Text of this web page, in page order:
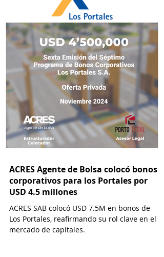
ACRES Agente de Bolsa colocó bonos
corporativos para los Portales por
USD 4.5 millones
ACRES SAB colocó USD 7.5M en bonos de
Los Portales, reafirmando su rol clave en el
mercado de capitales.